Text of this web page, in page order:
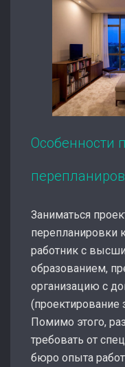
Особенности
Заниматься
перепланировки
работник с
образованием,
организацию с
(проектирование
Помимо этого,
требовать от
бюро опыта